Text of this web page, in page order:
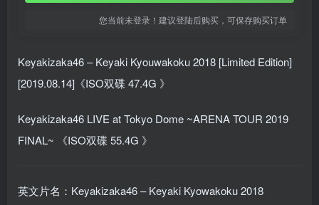
您当前未登录！建议登陆后购买，可保存购买订单
Keyakizaka46 – Keyaki Kyouwakoku 2018 [Limited Edition]
[2019.08.14]《ISO双碟 47.4G 》
Keyakizaka46 LIVE at Tokyo Dome ~ARENA TOUR 2019
FINAL~ 《ISO双碟 55.4G 》
英文片名：Keyakizaka46 – Keyaki Kyowakoku 2018